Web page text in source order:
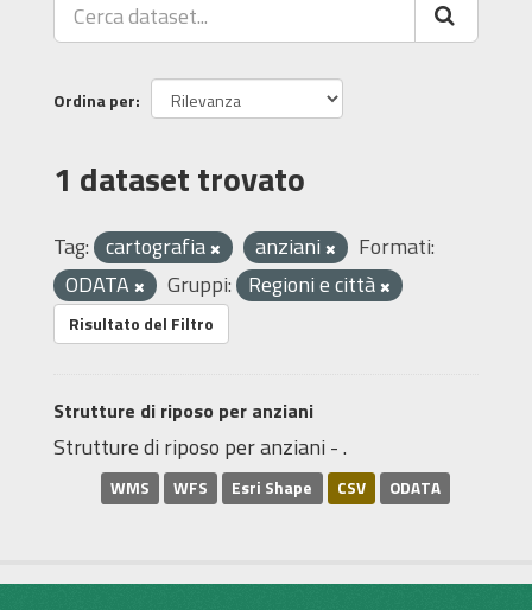
Ordina per
1 dataset trovato
Tag: cartografia anziani
Formati:
ODATA
Gruppi: Regioni e città
Risultato del Filtro
Strutture di riposo per anziani
Strutture di riposo per anziani - .
WMS WFS Esri Shape CSV ODATA